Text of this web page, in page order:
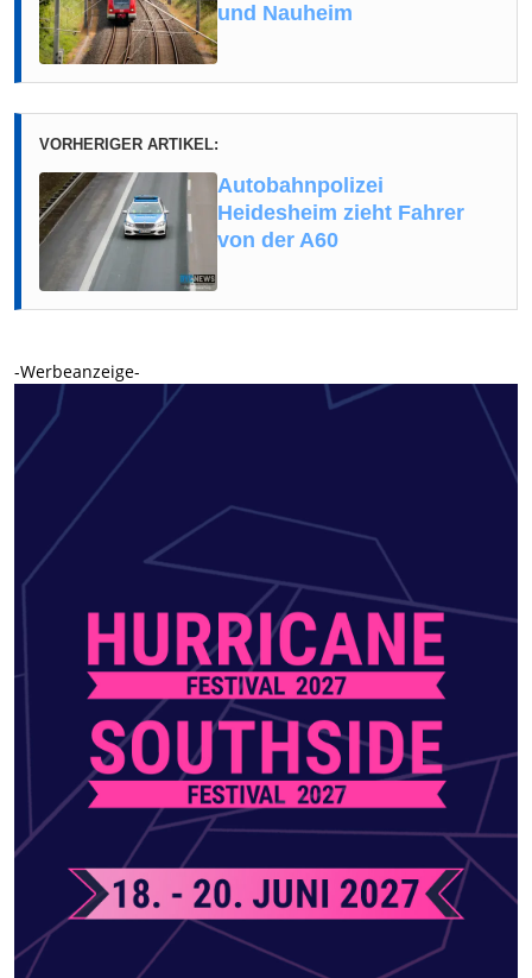
und Nauheim
VORHERIGER ARTIKEL:
Autobahnpolizei
Heidesheim zieht Fahrer
von der A60
-Werbeanzeige-